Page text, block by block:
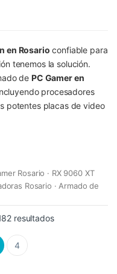
en Rosario confiable para
tenemos la solución.
de PC Gamer en
procesadores
potentes placas de video
Rosario · RX 9060 XT
Rosario · Armado de
resultados
4